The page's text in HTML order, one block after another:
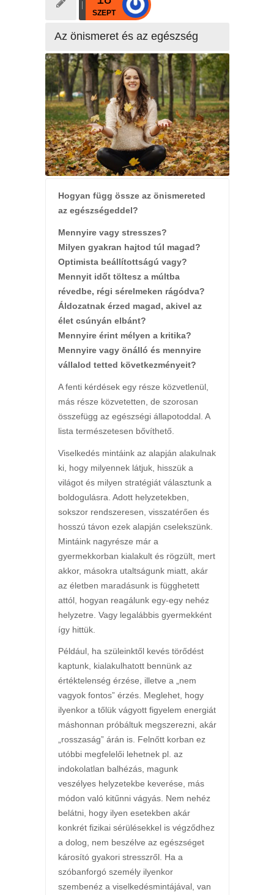
SZEPT
Az önismeret és az egészség
Hogyan függ össze az önismereted
az egészségeddel?
Mennyire vagy stresszes?
Milyen gyakran hajtod túl magad?
Optimista beállítottságú vagy?
Mennyit időt töltesz a múltba
révedbe, régi sérelmeken rágódva?
Áldozatnak érzed magad, akivel az
élet csúnyán elbánt?
Mennyire érint mélyen a kritika?
Mennyire vagy önálló és mennyire
vállalod tetted következményeit?
A fenti kérdések egy része közvetlenül,
más része közvetetten, de szorosan
összefügg az egészségi állapotoddal. A
lista természetesen bővíthető.
Viselkedés mintáink az alapján alakulnak
ki, hogy milyennek látjuk, hisszük a
világot és milyen stratégiát választunk a
boldogulásra. Adott helyzetekben,
sokszor rendszeresen, visszatérően és
hosszú távon ezek alapján cselekszünk.
Mintáink nagyrésze már a
gyermekkorban kialakult és rögzült, mert
akkor, másokra utaltságunk miatt, akár
az életben maradásunk is függhetett
attól, hogyan reagálunk egy-egy nehéz
helyzetre. Vagy legalábbis gyermekként
így hittük.
Például, ha szüleinktől kevés törődést
kaptunk, kialakulhatott bennünk az
értéktelenség érzése, illetve a „nem
vagyok fontos” érzés. Meglehet, hogy
ilyenkor a tőlük vágyott figyelem energiát
máshonnan próbáltuk megszerezni, akár
„rosszaság” árán is. Felnőtt korban ez
utóbbi megfelelői lehetnek pl. az
indokolatlan balhézás, magunk
veszélyes helyzetekbe keverése, más
módon való kitűnni vágyás. Nem nehéz
belátni, hogy ilyen esetekben akár
konkrét fizikai sérülésekkel is végződhez
a dolog, nem beszélve az egészséget
károsító gyakori stresszről. Ha a
szóbanforgó személy ilyenkor
szembenéz a viselkedésmintájával, van